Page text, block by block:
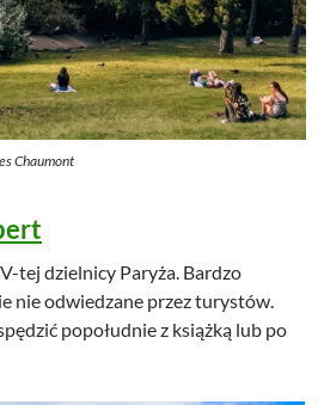
Chaumont
tej dzielnicy Paryża. Bardzo
nie odwiedzane przez turystów.
popołudnie z książką lub po